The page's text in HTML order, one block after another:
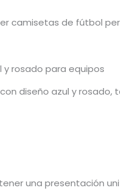
camisetas de fútbol
rosado para equipos
diseño azul y
una presentación